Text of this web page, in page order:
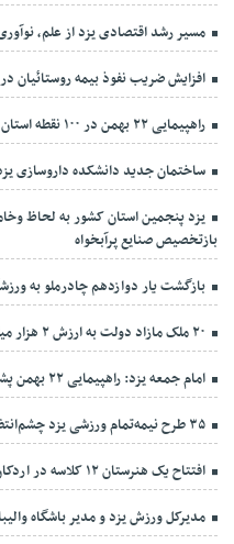
مسیر رشد اقتصادی یزد از علم،
افزایش ضریب نفوذ بیمه روستائیان در یزد
راهپیمایی ۲۲ بهمن در ۱۰۰ نقطه استان یزد برگزار می‌شود
ساختمان جدید دانشکده داروسازی
بازتخصیص صنایع پرآبخواه
بازگشت یار دوازدهم چادرملو به
امام جمعه یزد: راهپیمایی ۲۲ بهمن پشتوانه محکمی برای کشور است
افتتاح یک هنرستان ۱۲ کلاسه در اردکان با حضور وزیر صمت
مدیرکل ورزش یزد و مدیر باشگاه